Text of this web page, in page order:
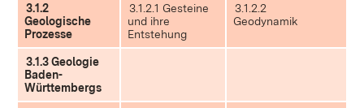
3.1.2
Geologische
Prozesse
3.1.2.1 Gesteine
und ihre
Entstehung
3.1.2.2
Geodynamik
3.1.3 Geologie
Baden-
Württembergs